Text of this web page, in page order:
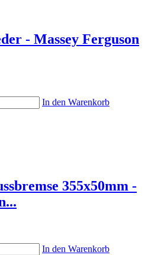
- Massey Ferguson
In den Warenkorb
355x50mm -
In den Warenkorb